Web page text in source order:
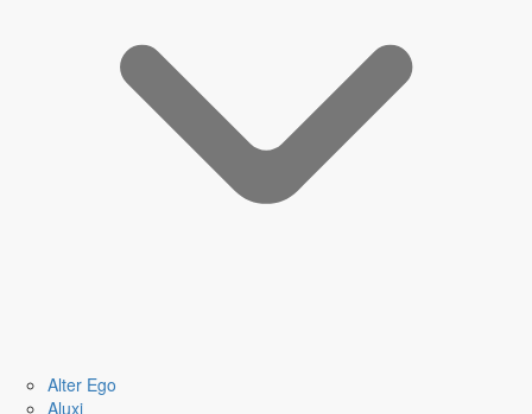
Alter Ego
Aluxi